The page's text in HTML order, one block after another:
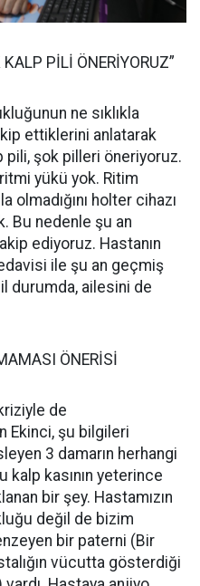
PİLİ ÖNERİYORUZ”
ne sıklıkla
ettiklerini anlatarak
şok pilleri öneriyoruz.
yükü yok. Ritim
holter cihazı
Bu nedenle şu an
ediyoruz. Hastanın
ile şu an geçmiş
durumda, ailesini de
ÖNERİSİ
de
Ekinci, şu bilgileri
3 damarın herhangi
kalp kasının yeterince
bir şey. Hastamızın
değil de bizim
bir paterni (Bir
vücutta gösterdiği